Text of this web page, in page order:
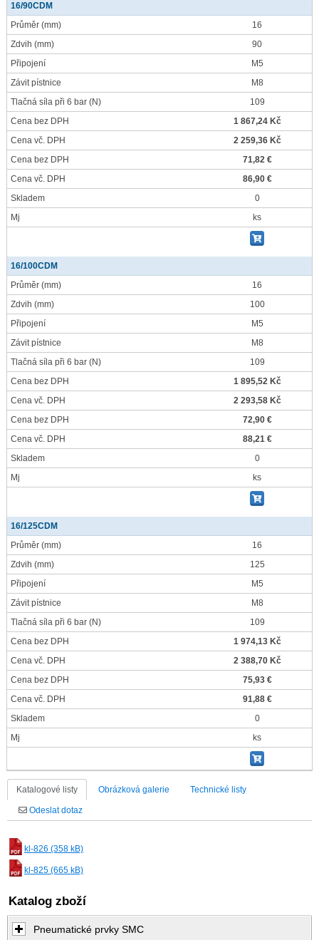
16/90CDM
Průměr (mm)
16
Zdvih (mm)
90
Připojení
M5
Závit pístnice
M8
Tlačná síla při 6 bar (N)
109
Cena bez DPH
1 867,24 Kč
Cena vč. DPH
2 259,36 Kč
Cena bez DPH
71,82 €
Cena vč. DPH
86,90 €
Skladem
0
Mj
ks
16/100CDM
Průměr (mm)
16
Zdvih (mm)
100
Připojení
M5
Závit pístnice
M8
Tlačná síla při 6 bar (N)
109
Cena bez DPH
1 895,52 Kč
Cena vč. DPH
2 293,58 Kč
Cena bez DPH
72,90 €
Cena vč. DPH
88,21 €
Skladem
0
Mj
ks
16/125CDM
Průměr (mm)
16
Zdvih (mm)
125
Připojení
M5
Závit pístnice
M8
Tlačná síla při 6 bar (N)
109
Cena bez DPH
1 974,13 Kč
Cena vč. DPH
2 388,70 Kč
Cena bez DPH
75,93 €
Cena vč. DPH
91,88 €
Skladem
0
Mj
ks
Katalogové listy Obrázková galerie Technické listy
Odeslat dotaz
kl-826 (358 kB)
kl-825 (665 kB)
Katalog zboží
Pneumatické prvky SMC